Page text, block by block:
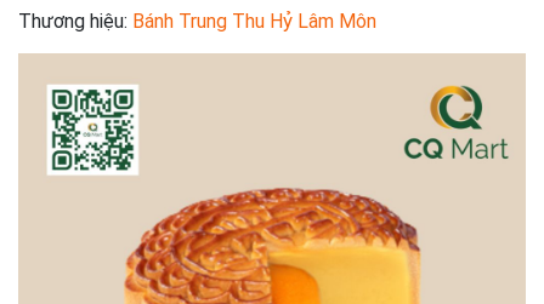
Thương hiệu: Bánh Trung Thu Hỷ Lâm Môn